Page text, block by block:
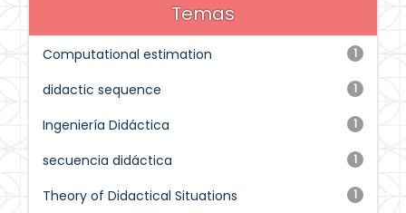
Temas
1
Computational estimation
1
didactic sequence
1
Ingeniería Didáctica
1
secuencia didáctica
1
Theory of Didactical Situations